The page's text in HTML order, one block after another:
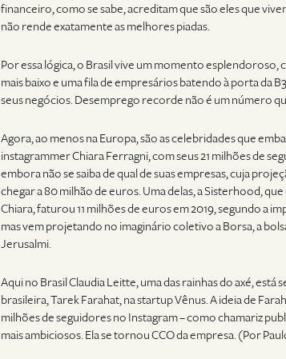
financeiro, como se sabe, acreditam que são eles que
não rende exatamente as melhores piadas.
Por essa lógica, o Brasil vive um momento esplendoroso,
mais baixo e uma fila de empresários batendo à porta da
seus negócios. Desemprego recorde não é um número
Agora, ao menos na Europa, são as celebridades que
instagrammer Chiara Ferragni, com seus 21 milhões de
embora não se saiba de qual de suas empresas, cuja
chegar a 80 milhão de euros. Uma delas, a Sisterhood,
Chiara, faturou 11 milhões de euros em 2019, segundo a
mas vem projetando no imaginário coletivo a Borsa, a
Jerusalmi.
Aqui no Brasil Claudia Leitte, uma das rainhas do axé, está
brasileira, Tarek Farahat, na startup Vênus. A ideia de
milhões de seguidores no Instagram – como chamariz
mais ambiciosos. Ela se tornou CCO da empresa. (Por